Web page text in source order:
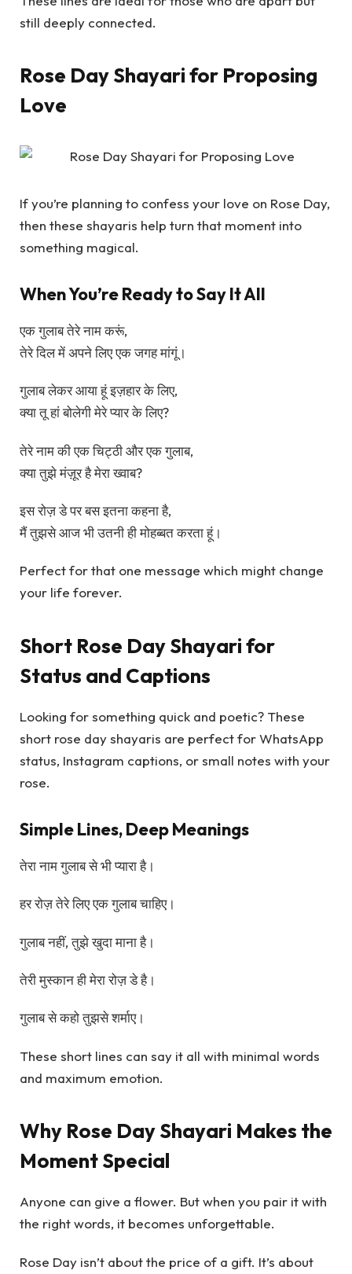
still deeply connected.
Rose Day Shayari for Proposing
Love
If you’re planning to confess your love on Rose Day,
then these shayaris help turn that moment into
something magical.
When You’re Ready to Say It All
एक गुलाब तेरे नाम करूं,
तेरे दिल में अपने लिए एक जगह मांगूं।
गुलाब लेकर आया हूं इज़हार के लिए,
क्या तू हां बोलेगी मेरे प्यार के लिए?
तेरे नाम की एक चिट्ठी और एक गुलाब,
क्या तुझे मंज़ूर है मेरा ख्वाब?
इस रोज़ डे पर बस इतना कहना है,
मैं तुझसे आज भी उतनी ही मोहब्बत करता हूं।
Perfect for that one message which might change
your life forever.
Short Rose Day Shayari for
Status and Captions
Looking for something quick and poetic? These
short rose day shayaris are perfect for WhatsApp
status, Instagram captions, or small notes with your
rose.
Simple Lines, Deep Meanings
तेरा नाम गुलाब से भी प्यारा है।
हर रोज़ तेरे लिए एक गुलाब चाहिए।
गुलाब नहीं, तुझे खुदा माना है।
तेरी मुस्कान ही मेरा रोज़ डे है।
गुलाब से कहो तुझसे शर्माए।
These short lines can say it all with minimal words
and maximum emotion.
Why Rose Day Shayari Makes the
Moment Special
Anyone can give a flower. But when you pair it with
the right words, it becomes unforgettable.
Rose Day isn’t about the price of a gift. It’s about